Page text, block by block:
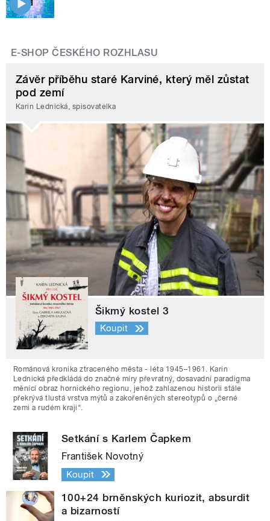
E-SHOP ČESKÉHO ROZHLASU
Závěr příběhu staré Karviné, který měl zůstat
pod zemí
Karin Lednická, spisovatelka
Šikmý kostel 3
Koupit
Románová kronika ztraceného města - léta 1945–1961. Karin
Lednická předkládá do značné míry převratný, dosavadní paradigma
měnící obraz hornického regionu, jehož zahlazenou historii stále
překrývá tlustá vrstva mýtů a zakořeněných stereotypů o „černé
zemi a rudém kraji“.
Setkání s Karlem Čapkem
František Novotný
Koupit
100+24 brněnských kuriozit, absurdit
a bizarností